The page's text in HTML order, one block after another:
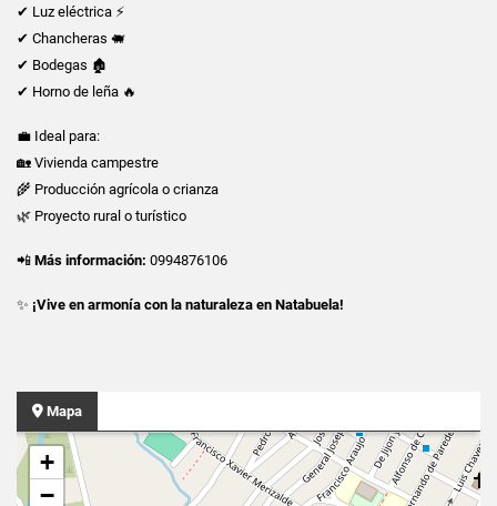
✔ Luz eléctrica ⚡
✔ Chancheras 🐖
✔ Bodegas 🏚️
✔ Horno de leña 🔥
💼 Ideal para:
🏡 Vivienda campestre
🌾 Producción agrícola o crianza
🌿 Proyecto rural o turístico
📲 Más información: 0994876106
✨ ¡Vive en armonía con la naturaleza en Natabuela!
Mapa
+
−